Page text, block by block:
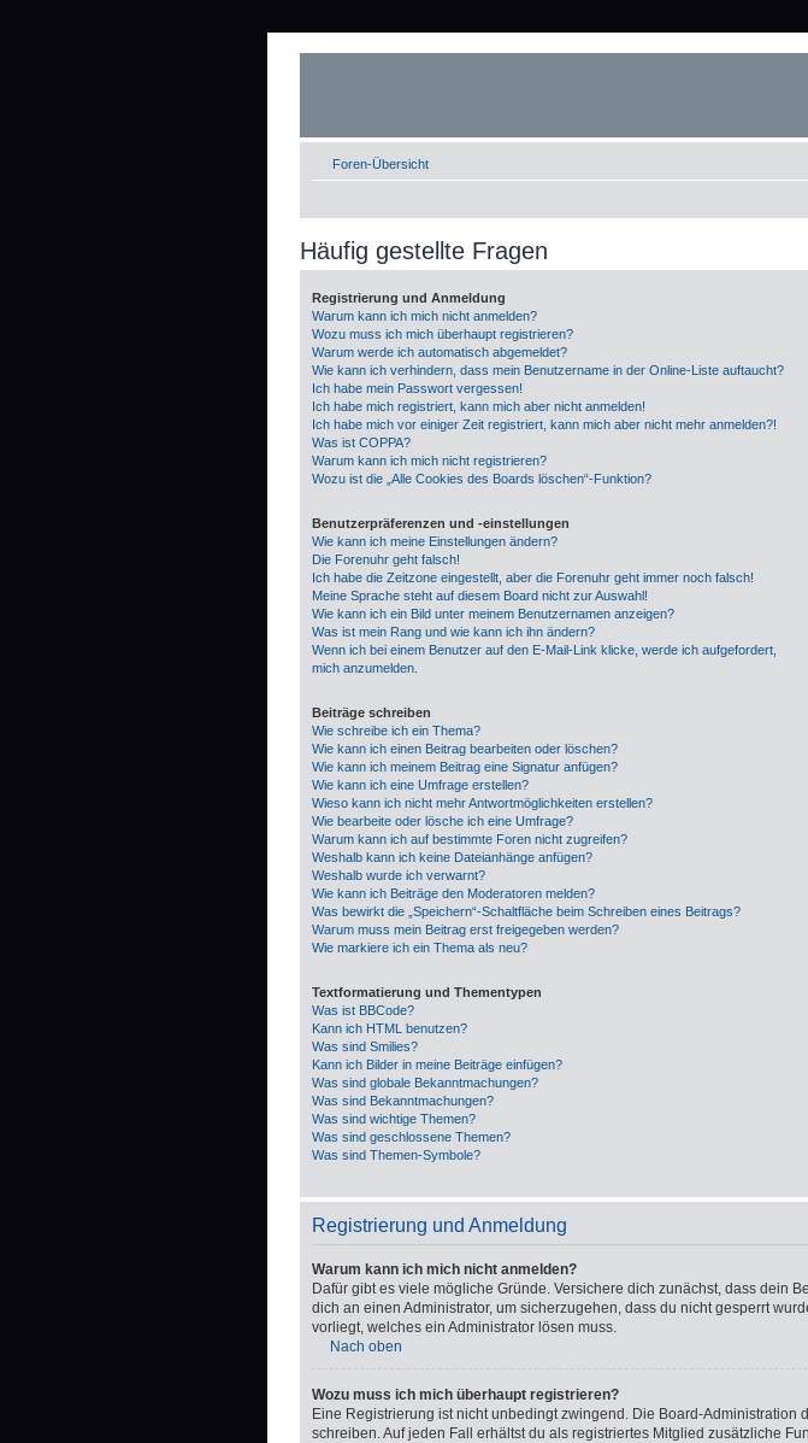
Foren-Übersicht
Häufig gestellte Fragen
Registrierung und Anmeldung
Warum kann ich mich nicht anmelden?
Wozu muss ich mich überhaupt registrieren?
Warum werde ich automatisch abgemeldet?
Wie kann ich verhindern, dass mein Benutzername in der Online-Liste auftaucht?
Ich habe mein Passwort vergessen!
Ich habe mich registriert, kann mich aber nicht anmelden!
Ich habe mich vor einiger Zeit registriert, kann mich aber nicht mehr anmelden?!
Was ist COPPA?
Warum kann ich mich nicht registrieren?
Wozu ist die „Alle Cookies des Boards löschen“-Funktion?
Benutzerpräferenzen und -einstellungen
Wie kann ich meine Einstellungen ändern?
Die Forenuhr geht falsch!
Ich habe die Zeitzone eingestellt, aber die Forenuhr geht immer noch falsch!
Meine Sprache steht auf diesem Board nicht zur Auswahl!
Wie kann ich ein Bild unter meinem Benutzernamen anzeigen?
Was ist mein Rang und wie kann ich ihn ändern?
Wenn ich bei einem Benutzer auf den E-Mail-Link klicke, werde ich aufgefordert,
mich anzumelden.
Beiträge schreiben
Wie schreibe ich ein Thema?
Wie kann ich einen Beitrag bearbeiten oder löschen?
Wie kann ich meinem Beitrag eine Signatur anfügen?
Wie kann ich eine Umfrage erstellen?
Wieso kann ich nicht mehr Antwortmöglichkeiten erstellen?
Wie bearbeite oder lösche ich eine Umfrage?
Warum kann ich auf bestimmte Foren nicht zugreifen?
Weshalb kann ich keine Dateianhänge anfügen?
Weshalb wurde ich verwarnt?
Wie kann ich Beiträge den Moderatoren melden?
Was bewirkt die „Speichern“-Schaltfläche beim Schreiben eines Beitrags?
Warum muss mein Beitrag erst freigegeben werden?
Wie markiere ich ein Thema als neu?
Textformatierung und Thementypen
Was ist BBCode?
Kann ich HTML benutzen?
Was sind Smilies?
Kann ich Bilder in meine Beiträge einfügen?
Was sind globale Bekanntmachungen?
Was sind Bekanntmachungen?
Was sind wichtige Themen?
Was sind geschlossene Themen?
Was sind Themen-Symbole?
Registrierung und Anmeldung
Warum kann ich mich nicht anmelden?
Dafür gibt es viele mögliche Gründe. Versichere dich zunächst, dass dein
dich an einen Administrator, um sicherzugehen, dass du nicht gesperrt
vorliegt, welches ein Administrator lösen muss.
Nach oben
Wozu muss ich mich überhaupt registrieren?
Eine Registrierung ist nicht unbedingt zwingend. Die Board-
schreiben. Auf jeden Fall erhältst du als registriertes Mitglied zusätzliche